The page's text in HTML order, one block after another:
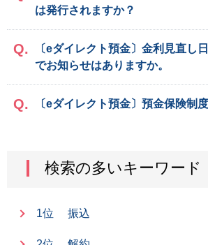
は発行されますか？
〔eダイレクト預金〕金利見直し
でお知らせはありますか。
〔eダイレクト預金〕預金保険制
検索の多いキーワード
1位 振込